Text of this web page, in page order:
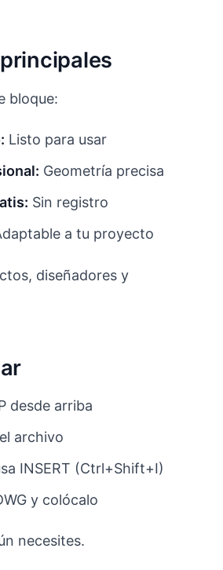
bloque:
Listo para usar
Geometría precisa
Sin registro
a tu proyecto
diseñadores y
desde arriba
archivo
INSERT (Ctrl+Shift+I)
y colócalo
necesites.